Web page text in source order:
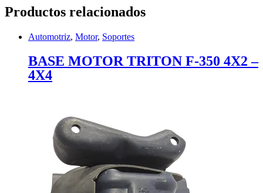
Productos relacionados
Automotriz, Motor, Soportes
BASE MOTOR TRITON F-350 4X2 –
4X4